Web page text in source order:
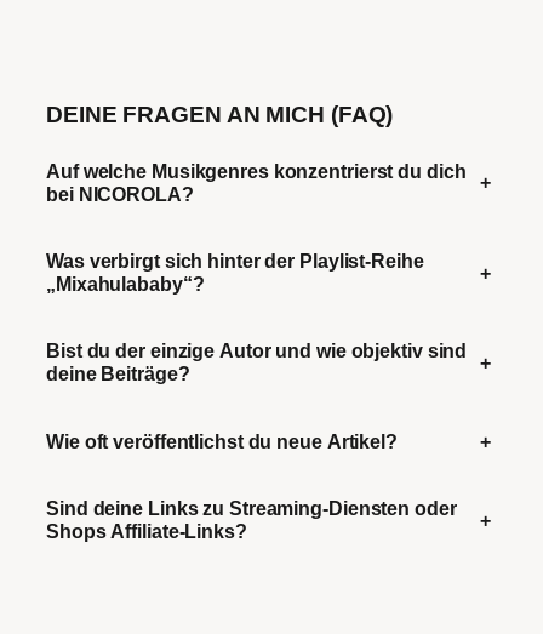
DEINE FRAGEN AN MICH (FAQ)
Auf welche Musikgenres konzentrierst du dich
bei NICOROLA?
+
Was verbirgt sich hinter der Playlist-Reihe
„Mixahulababy“?
+
Bist du der einzige Autor und wie objektiv sind
deine Beiträge?
+
Wie oft veröffentlichst du neue Artikel? +
Sind deine Links zu Streaming-Diensten oder
Shops Affiliate-Links?
+